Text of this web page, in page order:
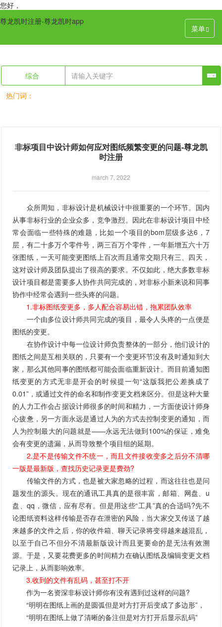
您好，
菜单
尊龙凯时注册-尊龙凯时app
综合
热门词：
非标项目中设计师如何应对图纸频繁变更的问题-尊龙凯
时注册
march 7, 2022
众所周知，非标设计是机械设计中很重要的一个环节。国内
从事非标行业的企业众多，竞争激烈。因此在非标设计项目中经
常会面临一些特殊的难题，比如一个项目的bom层级多达6，7
层，有二十多万个零件号，两三百万个零件，一年新增五六十万
张图纸，一天可能变更图纸上百次而且通常交期只有三、四天，
这对设计师及团队提出了很高的要求。不仅如此，绝大多数非标
设计项目都是需要多人协作共同完成的，对非标小新来说和同事
协作中经常会遇到一些头疼的问题。
1.非标图纸变更多，多人配合容易出错，拖累团队效率
一个由多位设计师共同完成的项目，最令人头疼的一点便是
图纸的变更。
在协作设计中每一位设计师负责整体的一部分，他们设计的
图纸之间是互相关联的，只要有一个变更环节没有及时通知到大
家，那么其他同事的图纸都可能会面临重新设计。而目前通知图
纸变更的方式无非是开会的时候提一句“这版我把公差换成了
0.01”，或通过文件的命名和制作变更文档来区分。但是这种大量
的人力工作会占据设计师很多的时间和精力，一方面使设计师身
心疲惫，另一方面永远是通过人为的方式去控制变更的通知，而
人为控制最大的问题就是——永远无法做到100%的保证，难免
会有变更的遗漏，从而导致整个项目组的延期。
2.是不是传输文件不统一，而且文件接收变多之后分不清哪
一版是最新版，查找历史记录更是费劲?
传输文件的方式，也是被大家忽略的过程，而这往往也是问
题发生的源头。现在的通讯工具真的是很丰富，邮箱、网盘、u
盘、qq，微信，应有尽有。但是用这些“工具”真的合适吗?先不
论图纸资料这样传输是否存在泄密的风险，当大家交叉传送了越
来越多的文件之后，你的收件箱、聊天记录将变得越来越混乱，
以至于自己不但分不清最新版设计而且更要命的是无法有效溯
源。于是，又要花费更多的时间精力在确认图纸及编辑变更文档
记录上，从而影响效率。
3.收到的文件有乱码，甚至打不开
作为一名资深非标设计师你有没有遇到过这样的问题?
“明明在图纸上画的是圆弧但是对方打开后变成了多边形”，
“明明在图纸上做了清晰的备注但是对方打开后显示乱码”